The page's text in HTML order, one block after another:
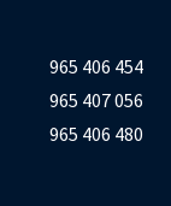
965 406 454
965 407 056
965 406 480